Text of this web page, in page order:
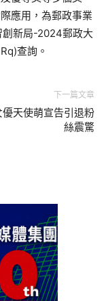
應用，為郵政事業
創新局-2024郵政大
查詢。
下一篇文章
優天使萌宣告引退粉
絲震驚